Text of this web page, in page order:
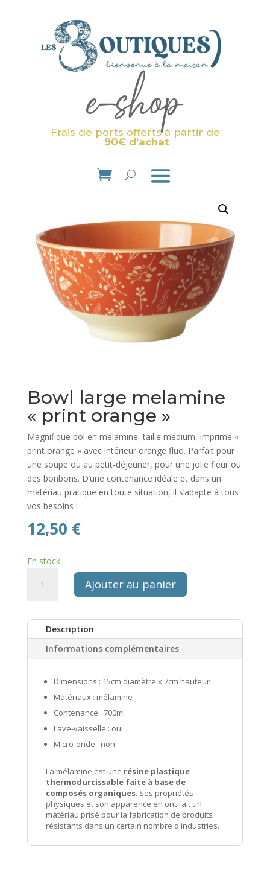
e-shop
Frais de ports offerts à partir de
90€ d’achat
Bowl large melamine
« print orange »
Magnifique bol en mélamine, taille médium, imprimé «
print orange » avec intérieur orange fluo. Parfait pour
une soupe ou au petit-déjeuner, pour une jolie fleur ou
des bonbons. D’une contenance idéale et dans un
matériau pratique en toute situation, il s’adapte à tous
vos besoins !
12,50 €
En stock
melamine
"print
orange"
Ajouter au panier
Description
Informations complémentaires
Dimensions : 15cm diamètre x 7cm hauteur
Matériaux : mélamine
Contenance : 700ml
Lave-vaisselle : oui
Micro-onde : non
La mélamine est une résine plastique
thermodurcissable faite à base de
composés organiques. Ses propriétés
physiques et son apparence en ont fait un
matériau prisé pour la fabrication de produits
résistants dans un certain nombre d'industries.